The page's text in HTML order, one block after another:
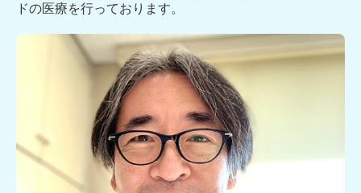
ドの医療を行っております。